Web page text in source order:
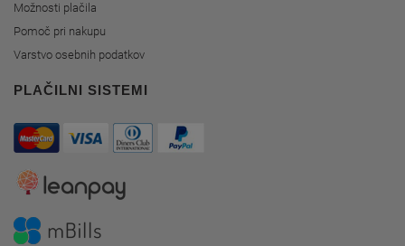
Možnosti plačila
Pomoč pri nakupu
Varstvo osebnih podatkov
PLAČILNI SISTEMI